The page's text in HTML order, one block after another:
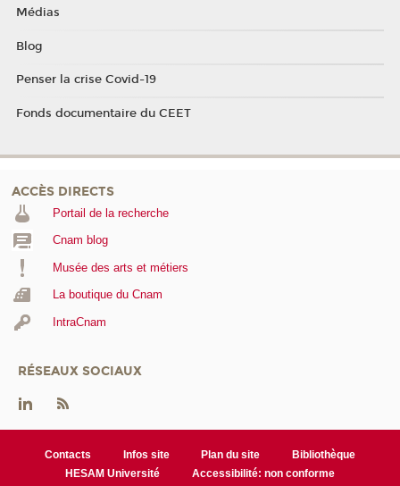
Médias
Blog
Penser la crise Covid-19
Fonds documentaire du CEET
ACCÈS DIRECTS
Portail de la recherche
Cnam blog
Musée des arts et métiers
La boutique du Cnam
IntraCnam
RÉSEAUX SOCIAUX
Contacts Infos site Plan du site
Bibliothèque
HESAM Université
Accessibilité: non conforme